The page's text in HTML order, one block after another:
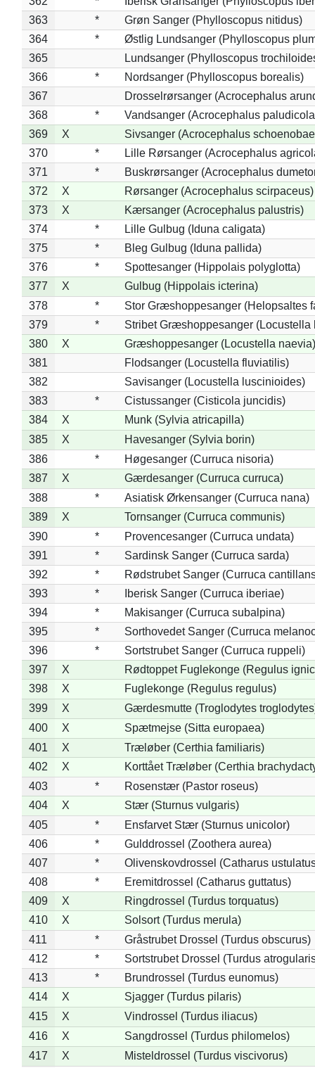
363
*
Grøn Sanger (Phylloscopus nitidus)
364
*
Østlig Lundsanger (Phylloscopus
365
Lundsanger (Phylloscopus
366
*
Nordsanger (Phylloscopus borealis)
367
Drosselrørsanger (Acrocephalus
368
*
Vandsanger (Acrocephalus
369
X
Sivsanger (Acrocephalus
370
*
Lille Rørsanger (Acrocephalus
371
*
Buskrørsanger (Acrocephalus
372
X
Rørsanger (Acrocephalus scirpaceus)
373
X
Kærsanger (Acrocephalus palustris)
374
*
Lille Gulbug (Iduna caligata)
375
*
Bleg Gulbug (Iduna pallida)
376
*
Spottesanger (Hippolais polyglotta)
377
X
Gulbug (Hippolais icterina)
378
*
Stor Græshoppesanger (Helopsaltes
379
*
Stribet Græshoppesanger (Locustella
380
X
Græshoppesanger (Locustella naevia)
381
Flodsanger (Locustella fluviatilis)
382
Savisanger (Locustella luscinioides)
383
*
Cistussanger (Cisticola juncidis)
384
X
Munk (Sylvia atricapilla)
385
X
Havesanger (Sylvia borin)
386
*
Høgesanger (Curruca nisoria)
387
X
Gærdesanger (Curruca curruca)
388
*
Asiatisk Ørkensanger (Curruca nana)
389
X
Tornsanger (Curruca communis)
390
*
Provencesanger (Curruca undata)
391
*
Sardinsk Sanger (Curruca sarda)
392
*
Rødstrubet Sanger (Curruca
393
*
Iberisk Sanger (Curruca iberiae)
394
*
Makisanger (Curruca subalpina)
395
*
Sorthovedet Sanger (Curruca
396
*
Sortstrubet Sanger (Curruca ruppeli)
397
X
Rødtoppet Fuglekonge (Regulus
398
X
Fuglekonge (Regulus regulus)
399
X
Gærdesmutte (Troglodytes
400
X
Spætmejse (Sitta europaea)
401
X
Træløber (Certhia familiaris)
402
X
Korttået Træløber (Certhia
403
*
Rosenstær (Pastor roseus)
404
X
Stær (Sturnus vulgaris)
405
*
Ensfarvet Stær (Sturnus unicolor)
406
*
Gulddrossel (Zoothera aurea)
407
*
Olivenskovdrossel (Catharus
408
*
Eremitdrossel (Catharus guttatus)
409
X
Ringdrossel (Turdus torquatus)
410
X
Solsort (Turdus merula)
411
*
Gråstrubet Drossel (Turdus obscurus)
412
*
Sortstrubet Drossel (Turdus
413
*
Brundrossel (Turdus eunomus)
414
X
Sjagger (Turdus pilaris)
415
X
Vindrossel (Turdus iliacus)
416
X
Sangdrossel (Turdus philomelos)
417
X
Misteldrossel (Turdus viscivorus)